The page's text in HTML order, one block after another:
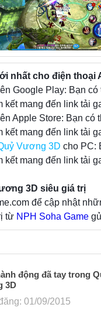
nhất cho điện thoại
Google Play: Bạn
kết mang đến link tải
Apple Store: Bạn có
kết mang đến link tải
Vương 3D cho PC:
kết mang đến link tải
3D siêu giá trị
để cập nhật
từ NPH Soha Game
động đã tay trong
3D
01/09/2015